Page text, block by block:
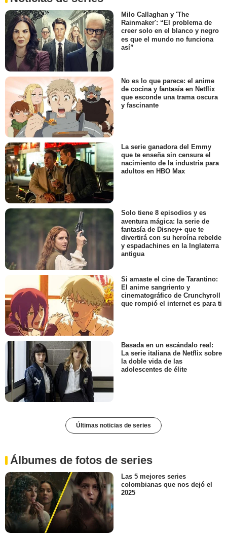
Milo Callaghan y 'The
Rainmaker': “El problema de
creer solo en el blanco y negro
es que el mundo no funciona
así”
No es lo que parece: el anime
de cocina y fantasía en Netflix
que esconde una trama oscura
y fascinante
La serie ganadora del Emmy
que te enseña sin censura el
nacimiento de la industria para
adultos en HBO Max
Solo tiene 8 episodios y es
aventura mágica: la serie de
fantasía de Disney+ que te
divertirá con su heroína rebelde
y espadachines en la Inglaterra
antigua
Si amaste el cine de Tarantino:
El anime sangriento y
cinematográfico de Crunchyroll
que rompió el internet es para ti
Basada en un escándalo real:
La serie italiana de Netflix sobre
la doble vida de las
adolescentes de élite
Últimas noticias de series
Álbumes de fotos de series
Las 5 mejores series
colombianas que nos dejó el
2025